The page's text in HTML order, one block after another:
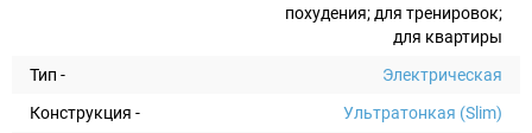
похудения; для тренировок;
для квартиры
Тип -
Электрическая
Конструкция -
Ультратонкая (Slim)